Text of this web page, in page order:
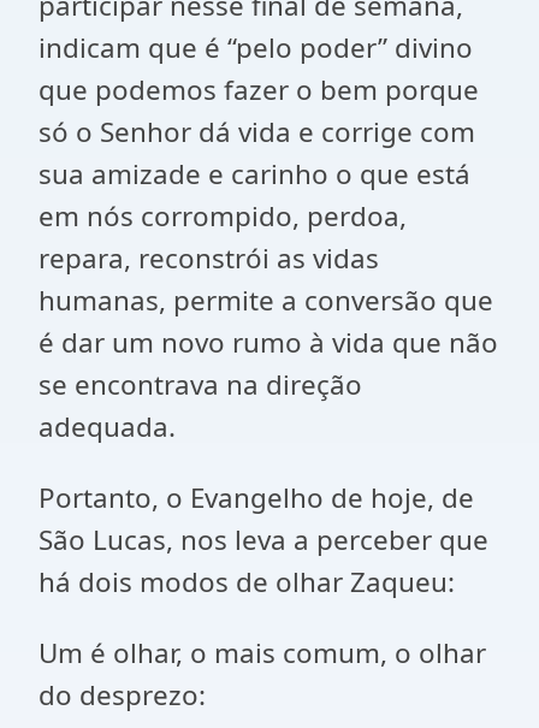
indicam que é “pelo poder” divino
que podemos fazer o bem porque
só o Senhor dá vida e corrige com
sua amizade e carinho o que está
em nós corrompido, perdoa,
repara, reconstrói as vidas
humanas, permite a conversão que
é dar um novo rumo à vida que não
se encontrava na direção
adequada.
Portanto, o Evangelho de hoje, de
São Lucas, nos leva a perceber que
há dois modos de olhar Zaqueu:
Um é olhar, o mais comum, o olhar
do desprezo: